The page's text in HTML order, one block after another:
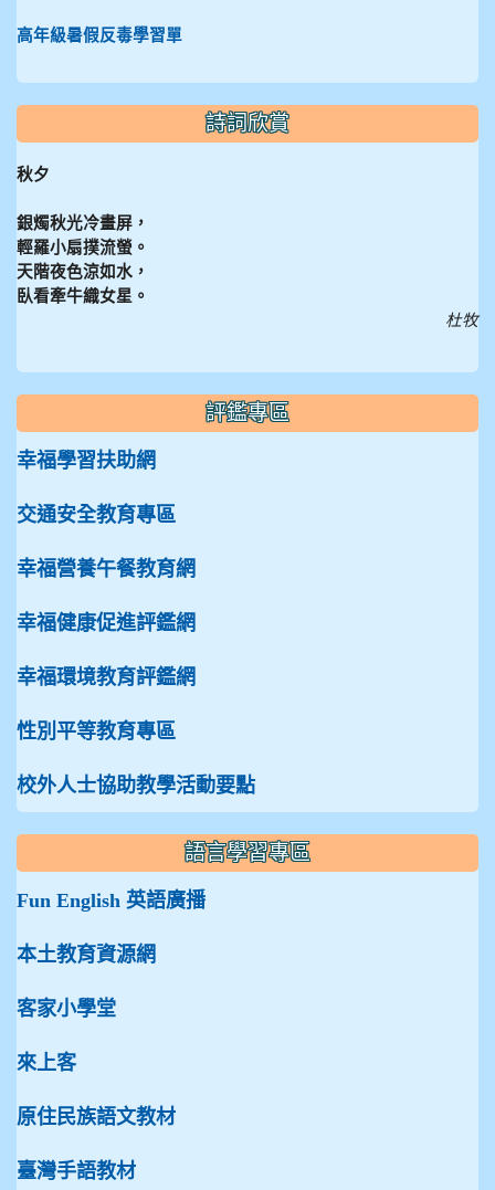
高年級暑假反毒學習單
詩詞欣賞
秋夕
銀燭秋光冷畫屏，
輕羅小扇撲流螢。
天階夜色涼如水，
臥看牽牛織女星。
杜牧
評鑑專區
幸福學習扶助網
交通安全教育專區
幸福營養午餐教育網
幸福健康促進評鑑網
幸福環境教育評鑑網
性別平等教育專區
校外人士協助教學活動要點
語言學習專區
Fun English 英語廣播
本土教育資源網
客家小學堂
來上客
原住民族語文教材
臺灣手語教材